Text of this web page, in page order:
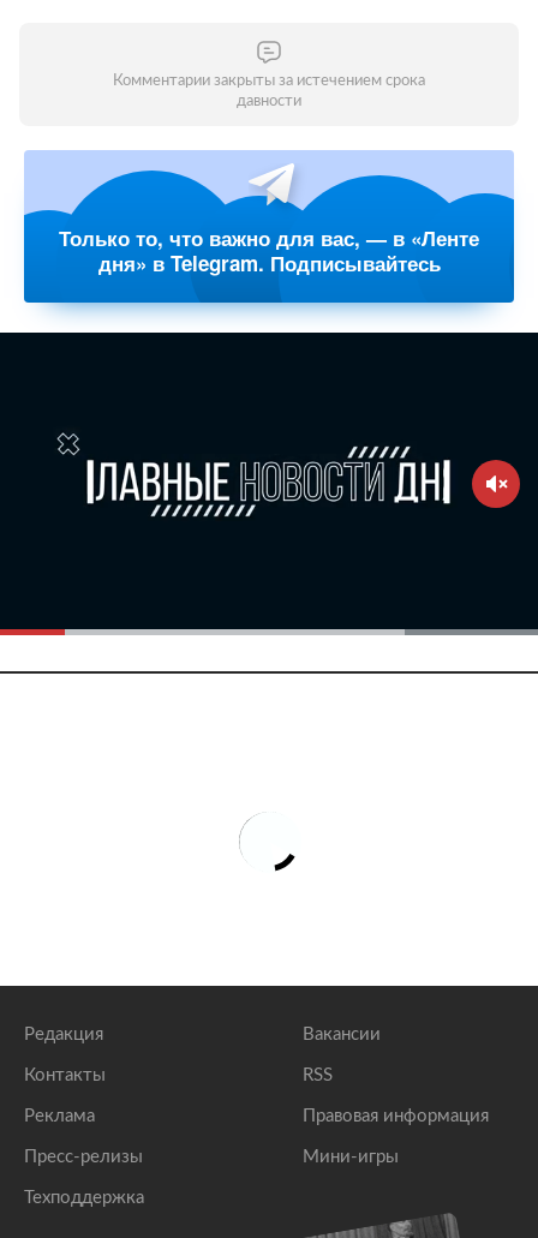
Комментарии закрыты за истечением срока
давности
Только то, что важно для вас, — в «Ленте
дня» в Telegram. Подписывайтесь
Редакция
Контакты
Реклама
Пресс-релизы
Техподдержка
Вакансии
RSS
Правовая информация
Мини-игры